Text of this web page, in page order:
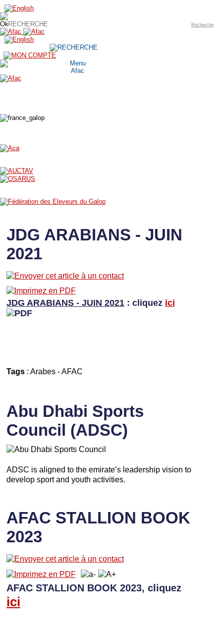
Recherche
JDG ARABIANS - JUIN
2021
JDG ARABIANS - JUIN 2021: cliquez ici
Tags: Arabes-AFAC
Abu Dhabi Sports
Council (ADSC)
ADSC is aligned to the emirate’s leadership vision to
develop sport and youth activities.
AFAC STALLION BOOK
2023
AFAC STALLION BOOK 2023, cliquez
ici